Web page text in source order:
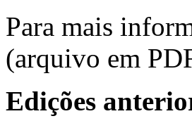
Para mais
(arquivo em
Edições